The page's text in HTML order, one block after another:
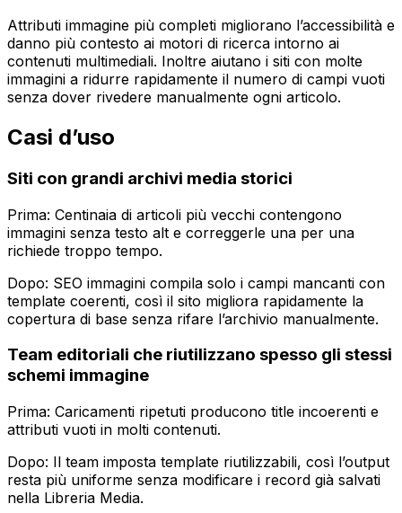
Attributi immagine più completi migliorano l’accessibilità e
danno più contesto ai motori di ricerca intorno ai
contenuti multimediali. Inoltre aiutano i siti con molte
immagini a ridurre rapidamente il numero di campi vuoti
senza dover rivedere manualmente ogni articolo.
Casi d’uso
Siti con grandi archivi media storici
Prima: Centinaia di articoli più vecchi contengono
immagini senza testo alt e correggerle una per una
richiede troppo tempo.
Dopo: SEO immagini compila solo i campi mancanti con
template coerenti, così il sito migliora rapidamente la
copertura di base senza rifare l’archivio manualmente.
Team editoriali che riutilizzano spesso gli stessi
schemi immagine
Prima: Caricamenti ripetuti producono title incoerenti e
attributi vuoti in molti contenuti.
Dopo: Il team imposta template riutilizzabili, così l’output
resta più uniforme senza modificare i record già salvati
nella Libreria Media.